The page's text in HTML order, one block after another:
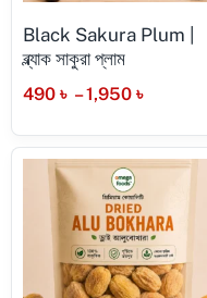
Black Sakura Plum |
ব্ল্যাক সাকুরা প্লাম
490 ৳ – 1,950 ৳